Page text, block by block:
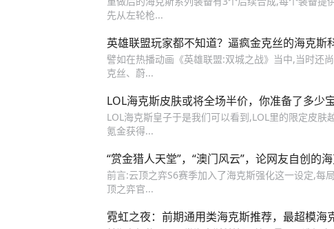
先从左轮枪...
英雄联盟玩家都不知道？逼疯金克丝的海克斯
譬如在热播动画《英雄联盟:双城之战》当中,当时还
克丝、蔚...
LOL海克斯皮肤或将全场半价，你准备了多少
LOL海克斯皇子于是我们可以看到,LOL里的限定皮
氪金获得...
“赏金猎人天堂”，“澳门风云”，论网友自创的
前言:云顶之弈S6赛季加入了海克斯强化这一设定,每
顶之弈官...
霓虹之夜：前期通用类海克斯推荐，最超模海